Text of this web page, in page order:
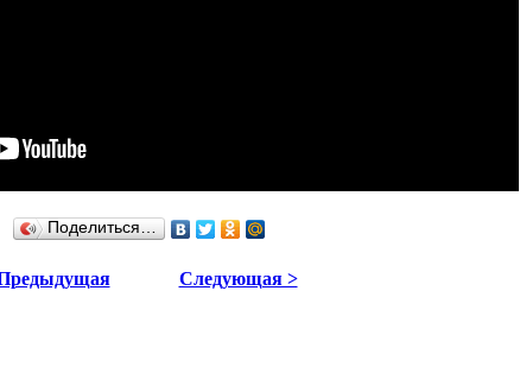
Поделиться…
Следующая >